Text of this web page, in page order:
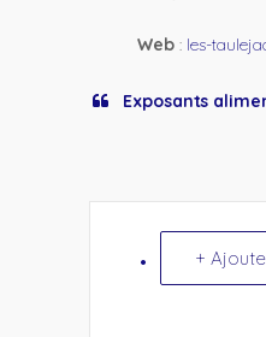
Web : les-
Exposants
+